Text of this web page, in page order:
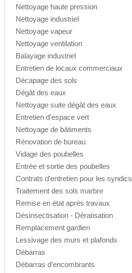
Nettoyage haute pression
Nettoyage industriel
Nettoyage vapeur
Nettoyage ventilation
Balayage industriel
Entretien de locaux commerciaux
Décapage des sols
Dégât des eaux
Nettoyage suite dégât des eaux
Entretien d'espace vert
Nettoyage de bâtiments
Rénovation de bureau
Vidage des poubelles
Entrée et sortie des poubelles
Contrats d'entretien pour les syndics
Traitement des sols marbre
Remise en état aprés travaux
Désinsectisation - Dératisation
Remplacement gardien
Lessivage des murs et plafonds
Débarras
Débarras d’encombrants